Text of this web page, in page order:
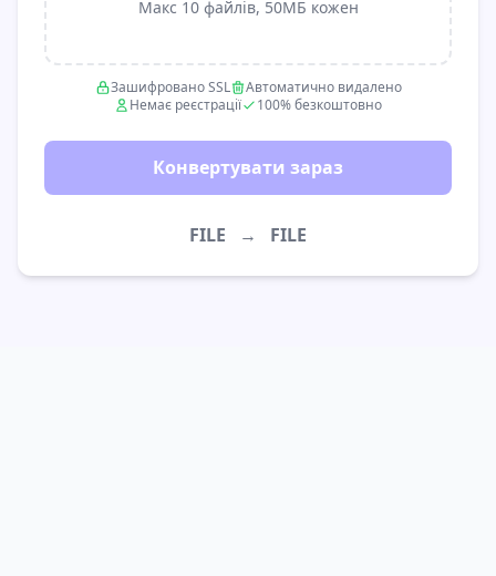
Макс 10 файлів, 50МБ кожен
Зашифровано SSL
Автоматично видалено
Немає реєстрації
100% безкоштовно
Конвертувати зараз
FILE → FILE